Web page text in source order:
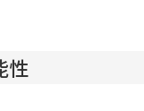
性